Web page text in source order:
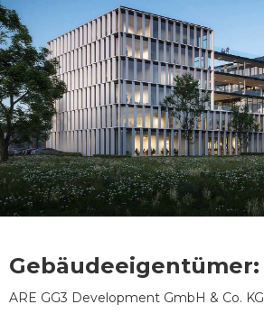
Gebäudeeigentümer:
ARE GG3 Development GmbH & Co. KG